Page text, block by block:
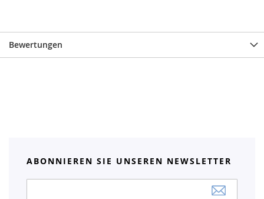
Bewertungen
ABONNIEREN SIE UNSEREN NEWSLETTER